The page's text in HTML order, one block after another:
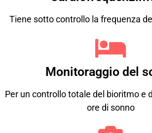
Tiene sotto controllo la frequenza
Monitoraggio del
Per un controllo totale del bioritmo e
ore di sonno